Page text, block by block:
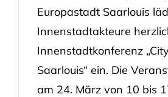
Europastadt Saarlouis
Innenstadtakteure
Innenstadtkonferenz
Saarlouis“ ein. Die
am 24. März von 10 bis